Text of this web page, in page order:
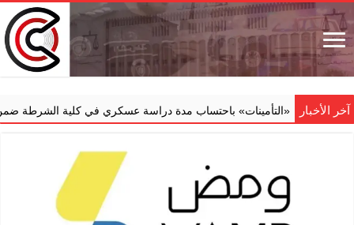
آخر الأخبار
‏«التأمينات» باحتساب مدة دراسة عسكري في كلية الشرطة ضمن خدمته